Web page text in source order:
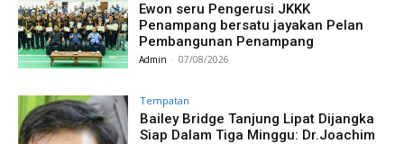
Ewon seru Pengerusi JKKK
Penampang bersatu jayakan Pelan
Pembangunan Penampang
Admin - 07/08/2026
Tempatan
Bailey Bridge Tanjung Lipat Dijangka
Siap Dalam Tiga Minggu: Dr.Joachim